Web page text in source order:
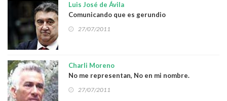
Luis José de Ávila
Comunicando que es gerundio
27/07/2011
Charli Moreno
No me representan, No en mi nombre.
27/07/2011